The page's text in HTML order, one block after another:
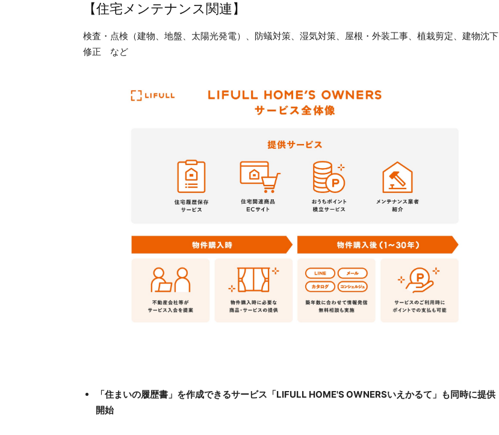
【住宅メンテナンス関連】
検査・点検（建物、地盤、太陽光発電）、防蟻対策、湿気対策、屋根・外装工事、植栽剪定、建物沈下
修正 など
「住まいの履歴書」を作成できるサービス「LIFULL HOME'S OWNERSいえかるて」も同時に提供
開始